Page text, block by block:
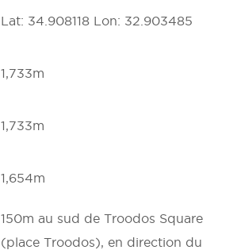
Lat: 34.908118 Lon: 32.903485
1,733m
1,733m
1,654m
150m au sud de Troodos Square
(place Troodos), en direction du